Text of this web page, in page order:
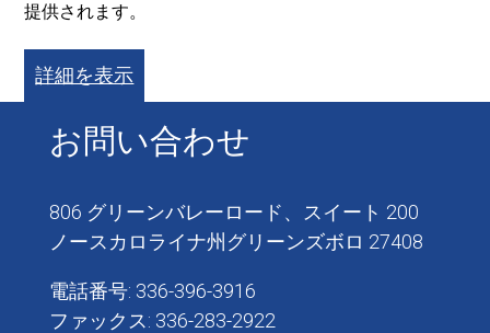
提供されます。
詳細を表示
お問い合わせ
806 グリーンバレーロード、スイート 200
ノースカロライナ州グリーンズボロ 27408
電話番号: 336-396-3916
ファックス: 336-283-2922